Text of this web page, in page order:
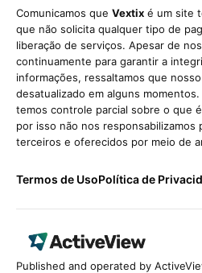
Comunicamos que Vextix é um site
que não solicita qualquer tipo de
liberação de serviços. Apesar de
continuamente para garantir a
informações, ressaltamos que
desatualizado em alguns
temos controle parcial sobre o que
por isso não nos
terceiros e oferecidos por meio de
Termos de UsoPolítica de
Published and operated by